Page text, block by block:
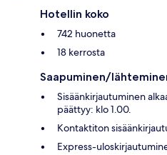
Hotellin koko
742 huonetta
18 kerrosta
Saapuminen/
Sisäänkirjautuminen
päättyy: klo 1.00.
Kontaktiton
Express-